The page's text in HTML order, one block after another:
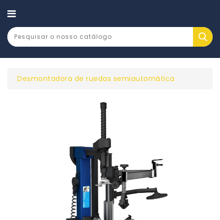
CATEGORY
Desmontadora de ruedas semiautomática